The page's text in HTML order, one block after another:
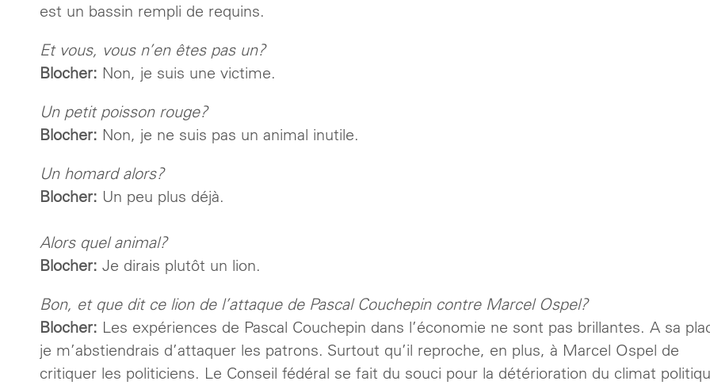
est un bassin rempli de requins.
Et vous, vous n’en êtes pas un?
Blocher: Non, je suis une victime.
Un petit poisson rouge?
Blocher: Non, je ne suis pas un animal inutile.
Un homard alors?
Blocher: Un peu plus déjà.
Alors quel animal?
Blocher: Je dirais plutôt un lion.
Bon, et que dit ce lion de l’attaque de Pascal Couchepin contre Marcel Ospel?
Blocher: Les expériences de Pascal Couchepin dans l’économie ne sont pas brillantes. A sa
je m’abstiendrais d’attaquer les patrons. Surtout qu’il reproche, en plus, à Marcel Ospel de
critiquer les politiciens. Le Conseil fédéral se fait du souci pour la détérioration du climat